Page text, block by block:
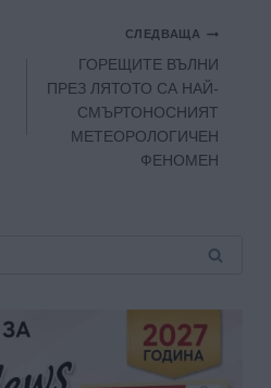
СЛЕДВАЩА
ГОРЕЩИТЕ ВЪЛНИ
ПРЕЗ ЛЯТОТО СА НАЙ-
СМЪРТОНОСНИЯТ
МЕТЕОРОЛОГИЧЕН
ФЕНОМЕН